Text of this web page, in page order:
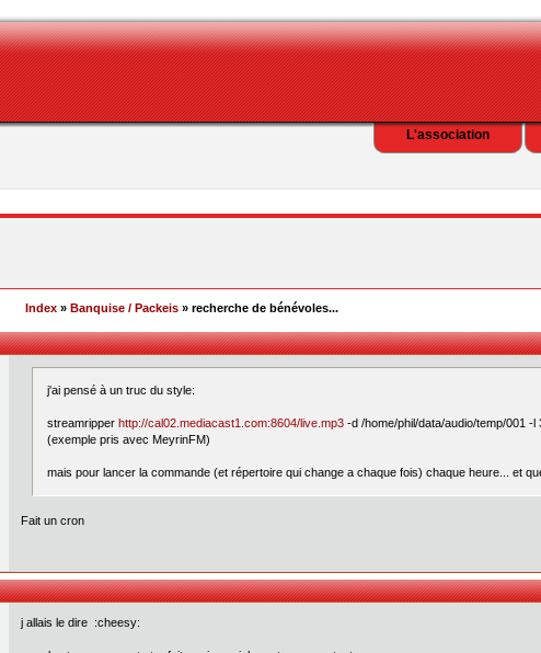
L'association
Index » Banquise / Packeis » recherche de bénévoles...
j'ai pensé à un truc du style:
streamripper http://cal02.mediacast1.com:8604/live.mp3 -d /home/phil/data/audio/temp/001 -l
(exemple pris avec MeyrinFM)
mais pour lancer la commande (et répertoire qui change a chaque fois) chaque heure... et
Fait un cron
j allais le dire :cheesy: